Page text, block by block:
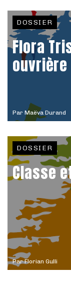
Par Maëva Durand
DOSSIER
Flora
ouvrière
ParFlorian Gulli
DOSSIER
Classe